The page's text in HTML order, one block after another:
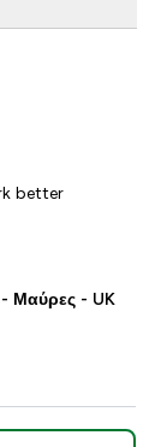
better
Μαύρες - UK